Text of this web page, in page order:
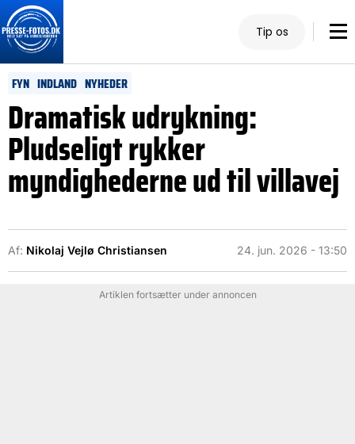
Tip os
FYN INDLAND NYHEDER
Dramatisk udrykning:
Pludseligt rykker
myndighederne ud til villavej
Af: Nikolaj Vejlø Christiansen 24. jun. 2026 - 13:50
Artiklen fortsætter under annoncen